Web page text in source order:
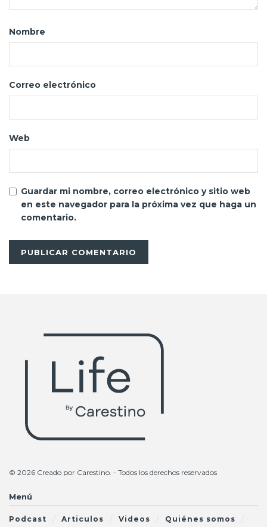
Nombre
Correo electrónico
Web
Guardar mi nombre, correo electrónico y sitio web
en este navegador para la próxima vez que haga un
comentario.
© 2026 Creado por Carestino . - Todos los derechos reservados
Menú
Podcast Articulos Videos Quiénes somos